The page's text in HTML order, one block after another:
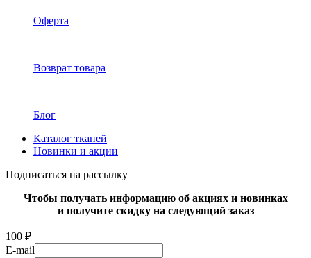
Оферта
Возврат товара
Блог
Каталог тканей
Новинки и акции
Подписаться на рассылку
Чтобы получать информацию об акциях и новинках
и получите скидку на следующий заказ
100 ₽
E-mail